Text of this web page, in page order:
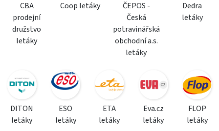
CBA
prodejní
družstvo
letáky
Coop letáky
ČEPOS -
Česká
potravinářská
obchodní a.s.
letáky
Dedra
letáky
DITON
letáky
ESO
letáky
ETA
letáky
Eva.cz
letáky
FLOP
letáky